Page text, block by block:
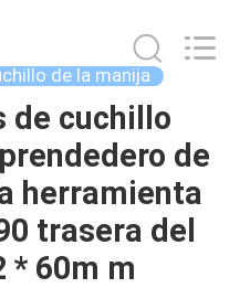
de la manija
de cuchillo
de
herramienta
trasera del
* 60m m